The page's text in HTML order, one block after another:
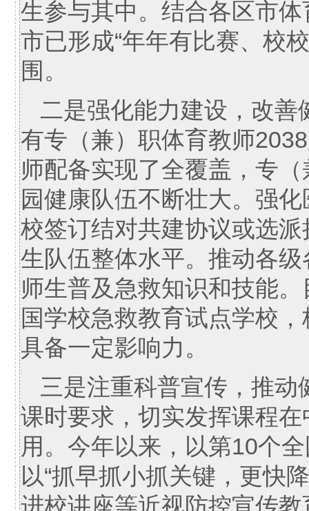
生参与其中。结合各区市
市已形成“年年有比赛、校
围。
二是强化能力建设，改
有专（兼）职体育教师
师配备实现了全覆盖，专
园健康队伍不断壮大。强
校签订结对共建协议或选
生队伍整体水平。推动各
师生普及急救知识和技能
国学校急救教育试点学校
具备一定影响力。
三是注重科普宣传，推
课时要求，切实发挥课程
用。今年以来，以第10个
以“抓早抓小抓关键，更快
进校讲座等近视防控宣传